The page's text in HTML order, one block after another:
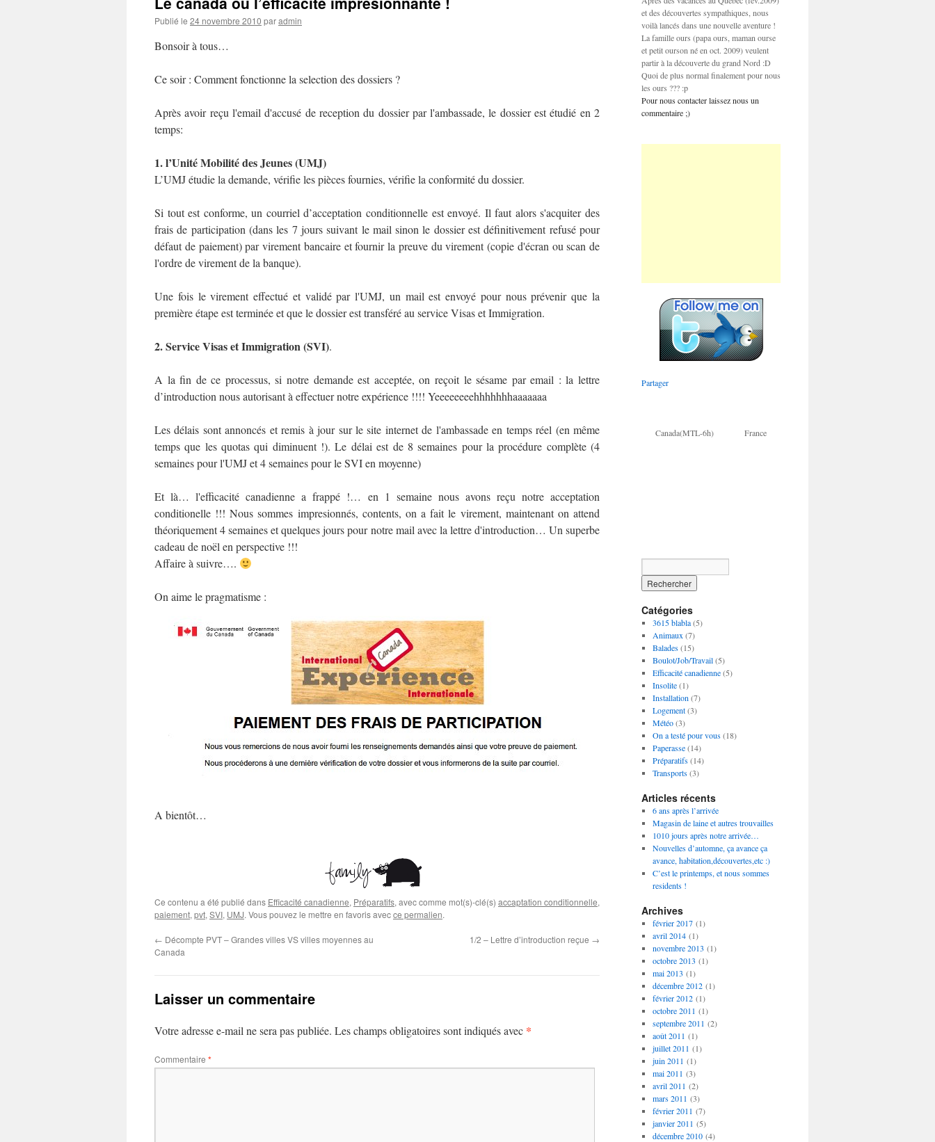
Publié le 24 novembre 2010 paradmin
Bonsoir à tous…
Ce soir : Comment fonctionne la selection des dossiers ?
Après avoir reçu l'email d'accusé de reception du dossier par l'ambassade, le dossier est étudié en 2
temps:
1.l’Unité Mobilité des Jeunes (UMJ)
L’UMJ étudie la demande, vérifie les pièces fournies, vérifie la conformité du dossier.
Si tout est conforme, un courriel d’acceptation conditionnelle est envoyé. Il faut alors s'acquiter des
frais de participation (dans les 7 jours suivant le mail sinon le dossier est définitivement refusé pour
défaut de paiement) par virement bancaire et fournir la preuve du virement (copie d'écran ou scan de
l'ordre de virement de la banque).
Une fois le virement effectué et validé par l'UMJ, un mail est envoyé pour nous prévenir que la
première étape est terminée et que le dossier est transféré au service Visas et Immigration.
2.Service Visas et Immigration (SVI).
A la fin de ce processus, si notre demande est acceptée, on reçoit le sésame par email : la lettre
d’introduction nous autorisant à effectuer notre expérience !!!! Yeeeeeeeehhhhhhhaaaaaaa
Les délais sont annoncés et remis à jour sur le site internet de l'ambassade en temps réel (en même
temps que les quotas qui diminuent !). Le délai est de 8 semaines pour la procédure complète (4
semaines pour l'UMJ et 4 semaines pour le SVI en moyenne)
Et là… l'efficacité canadienne a frappé !… en 1 semaine nous avons reçu notre acceptation
conditionelle !!! Nous sommes impresionnés, contents, on a fait le virement, maintenant on attend
théoriquement 4 semaines et quelques jours pour notre mail avec la lettre d'introduction… Un superbe
cadeau de noël en perspective !!!
Affaire à suivre….
On aime le pragmatisme :
A bientôt…
Ce contenu a été publié dans Efficacité canadienne, Préparatifs, avec comme mot(s)-clé(s) accaptation conditionnelle,
paiement, pvt, SVI, UMJ. Vous pouvez le mettre en favoris avecce permalien.
← Décompte PVT – Grandes villes VS villes moyennes au
Canada
1/2 – Lettre d’introduction reçue →
Laisser un commentaire
Votre adresse e-mail ne sera pas publiée. Les champs obligatoires sont indiqués avec *
Commentaire *
et des découvertes sympathiques, nous
voilà lancés dans une nouvelle aventure !
La famille ours (papa ours, maman ourse
et petit ourson né en oct. 2009) veulent
partir à la découverte du grand Nord :D
Quoi de plus normal finalement pour nous
les ours ??? :p
Pour nous contacter laissez nous un
commentaire ;)
Partager
Canada(MTL-6h) France
Catégories
3615 blabla(5)
Animaux (7)
Balades(15)
Boulot/Job/Travail(5)
Efficacité canadienne(5)
Insolite(1)
Installation (7)
Logement(3)
Météo(3)
On a testé pour vous(18)
Paperasse(14)
Préparatifs(14)
Transports(3)
Articles récents
6 ans après l’arrivée
Magasin de laine et autres trouvailles
1010 jours après notre arrivée…
Nouvelles d’automne, ça avance ça
avance, habitation,découvertes,etc :)
C’est le printemps, et nous sommes
residents !
Archives
février 2017(1)
avril 2014(1)
novembre 2013 (1)
octobre 2013 (1)
mai 2013 (1)
décembre 2012(1)
février 2012(1)
octobre 2011 (1)
septembre 2011 (2)
août 2011 (1)
juillet 2011 (1)
juin 2011 (1)
mai 2011 (3)
avril 2011 (2)
mars 2011 (3)
février 2011 (7)
janvier 2011 (5)
décembre 2010(4)